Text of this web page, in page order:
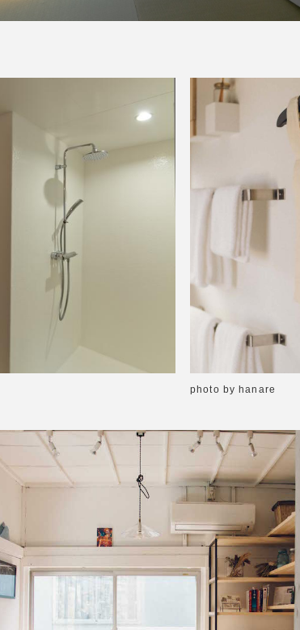
photo by hanare